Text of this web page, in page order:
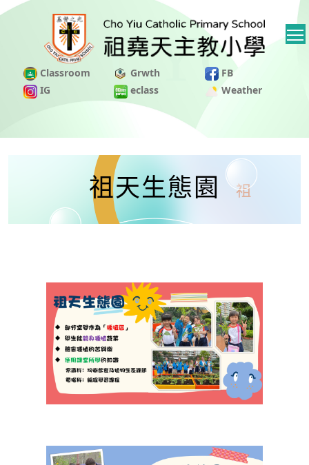
Classroom Grwth
FB
IG
eclass Weather
祖天生態園